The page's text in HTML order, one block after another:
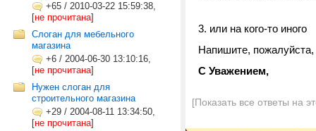
+65 / 2010-03-22 15:59:38,
[не прочитана]
Слоган для мебельного
магазина
+6 / 2004-06-30 13:10:16,
[не прочитана]
Нужен слоган для
строительного магазина
+29 / 2004-08-11 13:34:50,
[не прочитана]
или на кого-то иного
Напишите,
С Уважением,
[Показать все ответы на